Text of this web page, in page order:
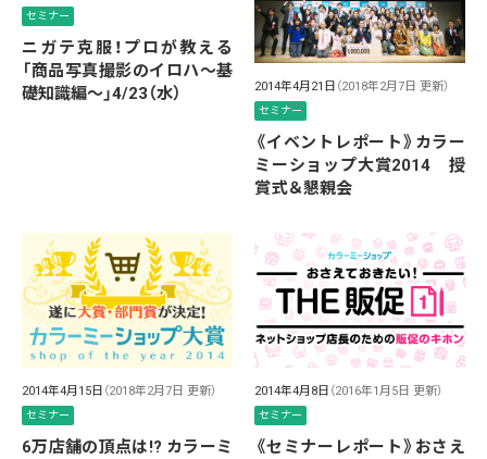
セミナー
ニガテ克服！プロが教える
「商品写真撮影のイロハ〜基
礎知識編〜」4/23（水）
2014年4月21日 （2018年2月7日 更新）
セミナー
《イベントレポート》カラー
ミーショップ大賞2014 授
賞式＆懇親会
2014年4月15日 （2018年2月7日 更新）
セミナー
6万店舗の頂点は!? カラーミ
2014年4月8日 （2016年1月5日 更新）
セミナー
《セミナーレポート》おさえ